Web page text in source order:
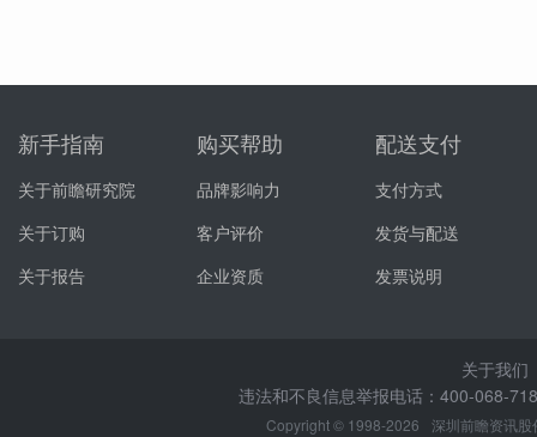
新手指南
关于前瞻研究院
关于订购
关于报告
购买帮助
品牌影响力
客户评价
企业资质
配送支付
支付方式
发货与配送
发票说明
关于我们
违法和不良信息举报电话：400-068-
Copyright © 1998-2026 深圳前瞻资讯股